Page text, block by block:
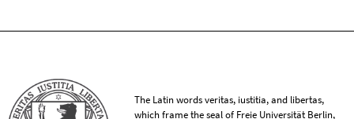
The Latin words veritas, iustitia, and libertas,
which frame the seal of Freie Universität Berlin,